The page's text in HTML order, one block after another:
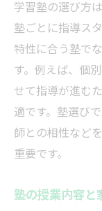
学習塾の選び方
塾ごとに指導ス
特性に合う塾で
す。例えば、個
せて指導が進む
適です。塾選び
師との相性など
重要です。
塾の授業内容と